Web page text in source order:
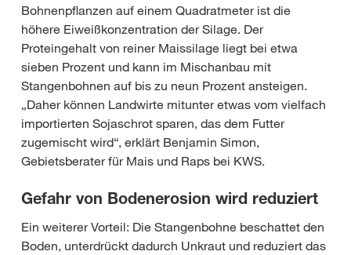
Bohnenpflanzen auf einem Quadratmeter ist die
höhere Eiweißkonzentration der Silage. Der
Proteingehalt von reiner Maissilage liegt bei etwa
sieben Prozent und kann im Mischanbau mit
Stangenbohnen auf bis zu neun Prozent ansteigen.
„Daher können Landwirte mitunter etwas vom vielfach
importierten Sojaschrot sparen, das dem Futter
zugemischt wird“, erklärt Benjamin Simon,
Gebietsberater für Mais und Raps bei KWS.
Gefahr von Bodenerosion wird reduziert
Ein weiterer Vorteil: Die Stangenbohne beschattet den
Boden, unterdrückt dadurch Unkraut und reduziert das